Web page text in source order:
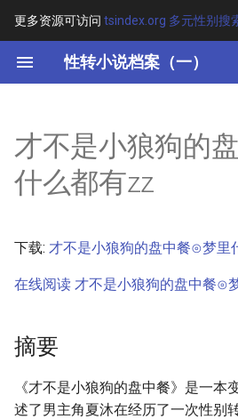
更多资源可访问 tsindex.org 多元性别搜
性转小说档案（一）
键
开
始
索
其他信息 [Processed Page
Metadata]
才不是小狼狗的
什么都有zz
下载: 才不是小狼狗的盘中餐⊙梦里
在线阅读 才不是小狼狗的盘中餐⊙
摘要
《才不是小狼狗的盘中餐》是一本
述了男主角夏沐在经历了一次性别